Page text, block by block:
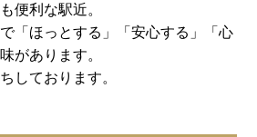
便利な駅近。
「ほっとする」「安心する」「心
があります。
しております。